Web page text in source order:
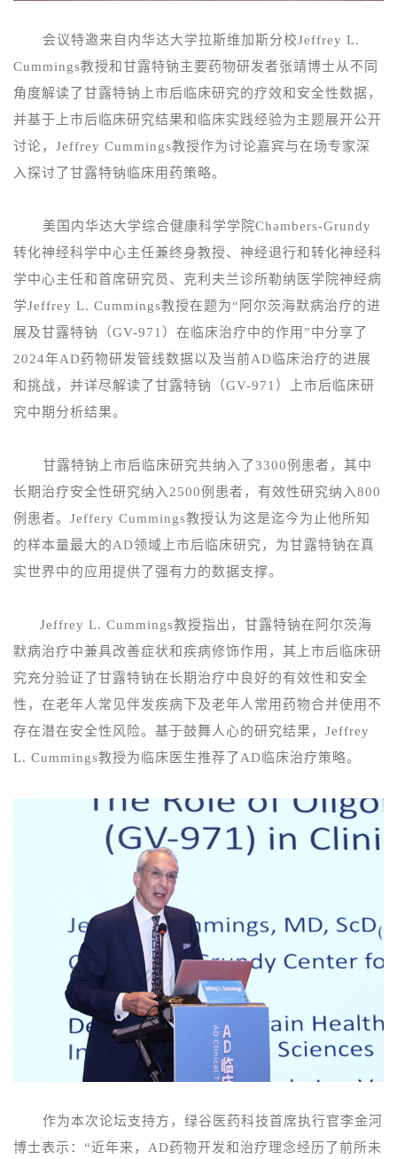
会议特邀来自内华达大学拉斯维加斯分校Jeffrey L.
Cummings教授和甘露特钠主要药物研发者张靖博士从不同
角度解读了甘露特钠上市后临床研究的疗效和安全性数据，
并基于上市后临床研究结果和临床实践经验为主题展开公开
讨论，Jeffrey Cummings教授作为讨论嘉宾与在场专家深
入探讨了甘露特钠临床用药策略。
美国内华达大学综合健康科学学院Chambers-Grundy
转化神经科学中心主任兼终身教授、神经退行和转化神经科
学中心主任和首席研究员、克利夫兰诊所勒纳医学院神经病
学Jeffrey L. Cummings教授在题为“阿尔茨海默病治疗的进
展及甘露特钠（GV-971）在临床治疗中的作用”中分享了
2024年AD药物研发管线数据以及当前AD临床治疗的进展
和挑战，并详尽解读了甘露特钠（GV-971）上市后临床研
究中期分析结果。
甘露特钠 上市后临床研究共纳入了3300例患者，其中
长期治疗安全性研究纳入2500例患者，有效性研究纳入800
例患者。Jeffery Cummings教授认为这是迄今为止他所知
的样本量最大的AD领域上市后临床研究，为甘露特钠在真
实世界中的应用提供了强有力的数据支撑。
Jeffrey L. Cummings教授指出， 甘露特钠在 阿尔茨海
默病治疗中兼具改善症状和疾病修饰作用，其上市后临床研
究充分验证了甘露特钠在长期治疗中良好的有效性和安全
性，在老年人常见伴发疾病下及老年人常用药物合并使用不
存在潜在安全性风险。基于鼓舞人心的研究结果 ， Jeffrey
L. Cummings教授为临床医生推荐了AD临床治疗策略。
作为本次论坛支持方，绿谷医药科技首席执行官李金河
博士表示：“近年来， AD药物开发和治疗理念经历了前所未